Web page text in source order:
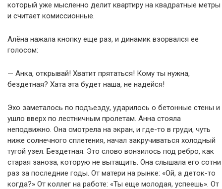
который уже мысленно делит квартиру на квадратные метры
и считает комиссионные.
Алёна нажала кнопку еще раз, и динамик взорвался ее
голосом:
— Анка, открывай! Хватит прятаться! Кому ты нужна,
бездетная? Хата эта будет наша, не надейся!
Эхо заметалось по подъезду, ударилось о бетонные стены и
ушло вверх по лестничным пролетам. Анна стояла
неподвижно. Она смотрела на экран, и где-то в груди, чуть
ниже солнечного сплетения, начал закручиваться холодный
тугой узел. Бездетная. Это слово вонзилось под ребро, как
старая заноза, которую не вытащить. Она слышала его сотни
раз за последние годы. От матери на рынке: «Ой, а деток-то
когда?» От коллег на работе: «Ты еще молодая, успеешь». От